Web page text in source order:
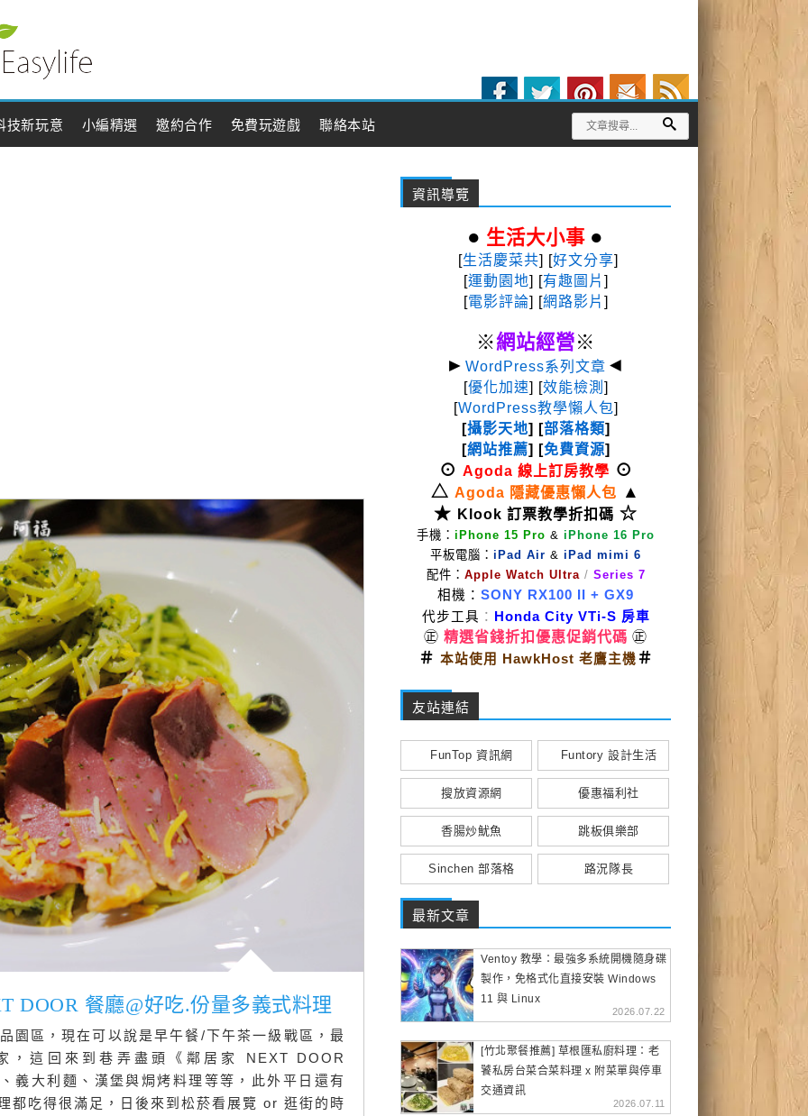
技新玩意 小編精選 邀約合作 免費玩遊戲 聯絡本站
DOOR 餐廳@好吃.份量多義式料理
園區，現在可以說是早午餐/下午茶一級戰區，最
，這回來到巷弄盡頭《鄰居家 NEXT DOOR
義大利麵、漢堡與焗烤料理等等，此外平日還有
都吃得很滿足，日後來到松菸看展覽 or 逛街的時
資訊導覽
● 生活大小事 ●
[生活慶菜共] [好文分享]
[運動園地] [有趣圖片 ]
[電影評論] [網路影片 ]
※網站經營※
► WordPress系列文章 ◄
[優化加速] [效能檢測 ]
[WordPress教學懶人包]
[攝影天地] [部落格類]
[網站推薦] [免費資源]
⊙ Agoda 線上訂房教學 ⊙
△ Agoda 隱藏優惠懶人包
▲
★ Klook 訂票教學折扣碼 ☆
手機： iPhone 15 Pro & iPhone 16 Pro
平板電腦： iPad Air & iPad mimi 6
配件： Apple Watch Ultra / Series 7
相機： SONY RX100 II
+ GX9
代步工具 ： Honda City VTi-S 房車
㊣ 精選省錢折扣優惠促銷代碼 ㊣
＃ 本站使用 HawkHost 老鷹主機＃
友站連結
FunTop 資訊網 Funtory 設計生活
搜放資源網 優惠福利社
香腸炒魷魚 跳板俱樂部
Sinchen 部落格 路況隊長
最新文章
Ventoy 教學：最強多系統開機隨身碟
製作，免格式化直接安裝 Windows
11 與 Linux
2026.07.22
[竹北聚餐推薦] 草根匯私廚料理：老
饕私房台菜合菜料理 x 附菜單與停車
交通資訊
2026.07.11